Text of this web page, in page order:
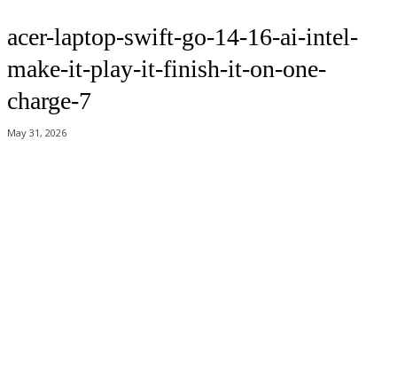
acer-laptop-swift-go-14-16-ai-intel-
make-it-play-it-finish-it-on-one-
charge-7
May 31, 2026